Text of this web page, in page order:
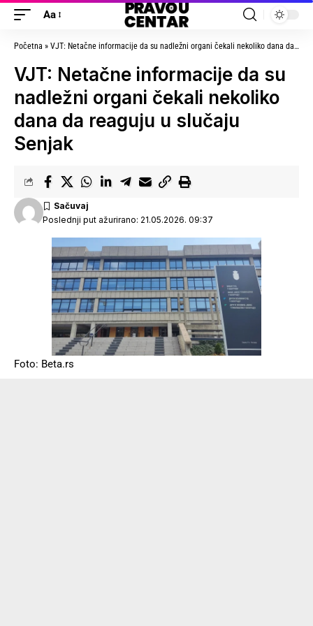
Aa
Početna » VJT: Netačne informacije da su nadležni organi čekali nekoliko dana da reaguju u slučaju Senjak
VJT: Netačne informacije da su
nadležni organi čekali nekoliko
dana da reaguju u slučaju
Senjak
Poslednji put ažurirano: 21.05.2026. 09:37
Foto: Beta.rs